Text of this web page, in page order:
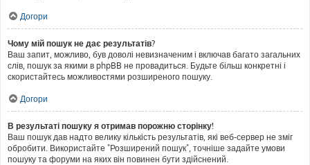
Догори
Чому мій пошук не дає результатів?
Ваш запит, можливо, був доволі невизначеним і включав багато загальних
слів, пошук за якими в phpBB не провадиться. Будьте більш конкретні і
скористайтесь можливостями розширеного пошуку.
Догори
В результаті пошуку я отримав порожню сторінку!
Ваш пошук дав надто велику кількість результатів, які веб-сервер не зміг
обробити. Використайте "Розширений пошук", точніше задайте умови
пошуку та форуми на яких він повинен бути здійснений.